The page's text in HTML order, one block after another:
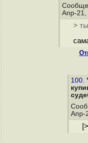
Апр-21,
>
100.
Апр-